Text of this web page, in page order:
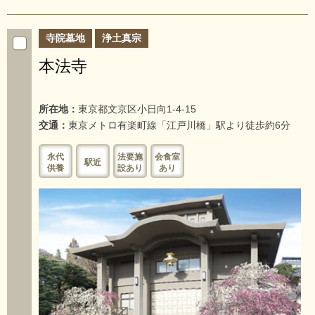
寺院墓地 浄土真宗
本法寺
所在地： 東京都文京区小日向1-4-15
交通： 東京メトロ有楽町線「江戸川橋」駅より徒歩約6分
永代
供養
駅近
法要施
設あり
会食室
あり